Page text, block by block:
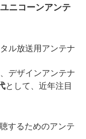
ユニコーンアンテ
ル放送用アンテナ
デザインアンテナ
として、近年注目
するためのアンテ